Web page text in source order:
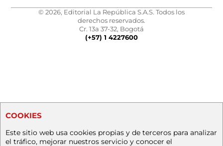
© 2026, Editorial La República S.A.S. Todos los
derechos reservados.
Cr. 13a 37-32, Bogotá
(+57) 1 4227600
COOKIES
Este sitio web usa cookies propias y de terceros para analizar
el tráfico, mejorar nuestros servicio y conocer el